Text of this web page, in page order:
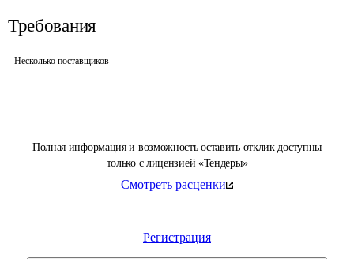
Полная информация и возможность оставить отклик доступны
только с лицензией «Тендеры»
Смотреть расценки
Регистрация
Требования
Несколько поставщиков